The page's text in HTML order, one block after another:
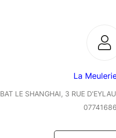
La
BAT LE SHANGHAI, 3 RUE